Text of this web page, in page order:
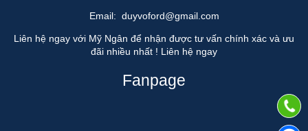
Email: duyvoford@gmail.com
Liên hệ ngay với Mỹ Ngân để nhận được tư vấn chính xác và ưu
đãi nhiều nhất ! Liên hệ ngay
Fanpage